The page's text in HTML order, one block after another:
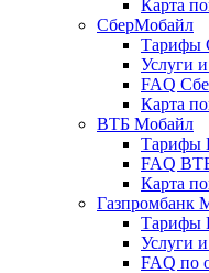
Карта
СберМобайл
Тарифы
Услуги
FAQ
Карта
ВТБ Мобайл
Тарифы
FAQ
Карта
Газпромбанк
Тарифы
Услуги
FAQ по